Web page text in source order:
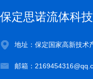
保定思诺流体科
地址：保定国家高新技术
邮箱：